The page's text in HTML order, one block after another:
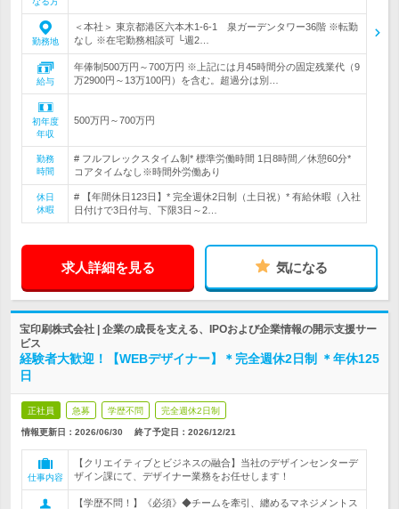
勤務地
＜本社＞ 東京都港区六本木1-6-1 泉ガーデンタワー36階 ※転勤
なし ※在宅勤務相談可 └週2…
給与
年俸制500万円～700万円 ※上記には月45時間分の固定残業代（9
万2900円～13万100円）を含む。超過分は別…
初年度
年収
500万円～700万円
勤務
時間
# フルフレックスタイム制* 標準労働時間 1日8時間／休憩60分*
コアタイムなし※時間外労働あり
休日
休暇
# 【年間休日123日】* 完全週休2日制（土日祝）* 有給休暇（入社
日付けで3日付与、下限3日～2…
求人詳細を見る 気になる
宝印刷株式会社 | 企業の成長を支える、IPOおよび企業情報の開示支援サー
ビス
経験者大歓迎！【WEBデザイナー】＊完全週休2日制 ＊年休125
日
正社員 急募 学歴不問 完全週休2日制
情報更新日：2026/06/30 終了予定日： 2026/12/21
仕事内容
【クリエイティブとビジネスの融合】当社のデザインセンターデ
ザイン課にて、デザイナー業務をお任せします！
【学歴不問！】《必須》◆チームを牽引、纏めるマネジメントス